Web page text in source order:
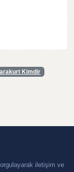
Kimdir
iletişim ve